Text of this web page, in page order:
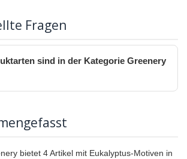
Fragen
sind in der Kategorie Greenery
bietet 4 Artikel mit Eukalyptus-Motiven in